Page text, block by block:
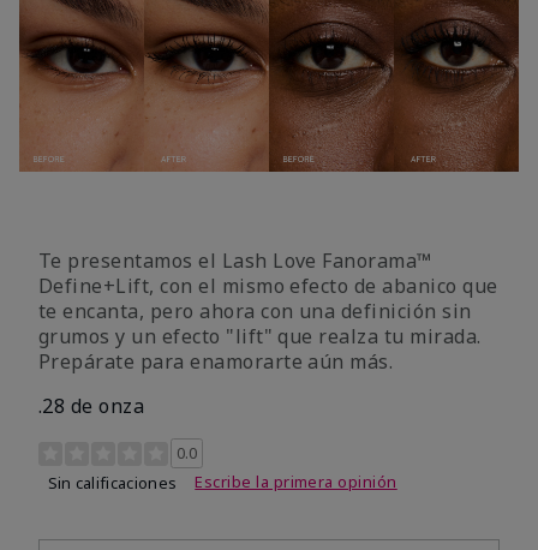
Te presentamos el Lash Love Fanorama™
Define+Lift, con el mismo efecto de abanico que
te encanta, pero ahora con una definición sin
grumos y un efecto "lift" que realza tu mirada.
Prepárate para enamorarte aún más.
.28 de onza
Calificación de clientes de 3,4 de 5
0.0
Sin calificaciones
Escribe la primera opinión